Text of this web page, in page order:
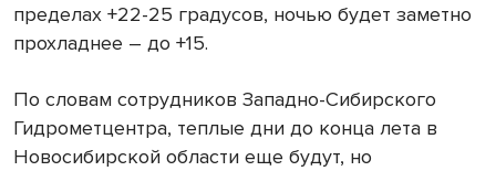
пределах +22-25 градусов, ночью будет заметно
прохладнее – до +15.
По словам сотрудников Западно-Сибирского
Гидрометцентра, теплые дни до конца лета в
Новосибирской области еще будут, но